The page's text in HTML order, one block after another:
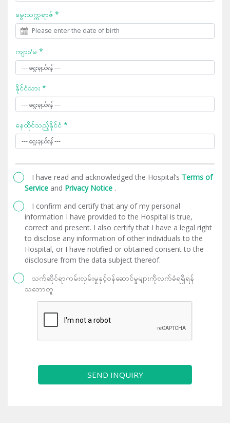
မွေးသက္ကရာဇ် *
ကျား/မ *
နိုင်ငံသား *
နေထိုင်သည့်နိုင်ငံ *
I have read and acknowledged the Hospital’s Terms of
Service and Privacy Notice .
I confirm and certify that any of my personal
information I have provided to the Hospital is true,
correct and present. I also certify that I have a legal right
to disclose any information of other individuals to the
Hospital, or I have notified or obtained consent to the
disclosure from the data subject thereof.
သက်ဆိုင်ရာကမ်းလှမ်းမှုနှင့်ဝန်ဆောင်မှုများကိုလက်ခံရရှိရန်
သဘောတူ
SEND INQUIRY